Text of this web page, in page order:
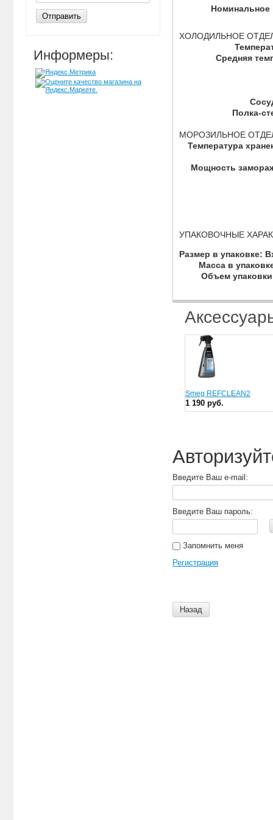
Отправить
Информеры:
Номинальное
ХОЛОДИЛЬНОЕ
Средняя
Полка-
МОРОЗИЛЬНОЕ
Температура
Мощность
УПАКОВОЧНЫЕ
Размер в упаковке:
Масса в
Объем
Smeg REFCLEAN2
1 190 руб.
Введите Ваш e-mail:
Введите Ваш пароль:
Запомнить меня
Регистрация
Назад